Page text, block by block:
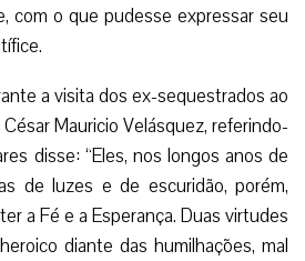
com o que pudesse expressar seu
a visita dos ex-sequestrados ao
Mauricio Velásquez, referindo-
disse: “Eles, nos longos anos de
de luzes e de escuridão, porém,
a Fé e a Esperança. Duas virtudes
diante das humilhações, mal